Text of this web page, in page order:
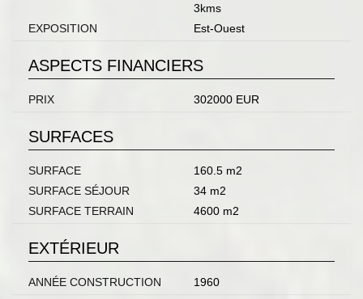
3kms
EXPOSITION
Est-Ouest
ASPECTS FINANCIERS
PRIX 302000 EUR
SURFACES
SURFACE
160.5 m2
SURFACE SÉJOUR
34 m2
SURFACE TERRAIN
4600 m2
EXTÉRIEUR
ANNÉE CONSTRUCTION 1960